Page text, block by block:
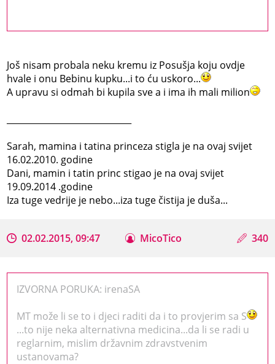
Još nisam probala neku kremu iz Posušja koju ovdje
hvale i onu Bebinu kupku...i to ću uskoro...
A upravu si odmah bi kupila sve a i ima ih mali milion
Sarah, mamina i tatina princeza stigla je na ovaj svijet
16.02.2010. godine
Dani, mamin i tatin princ stigao je na ovaj svijet
19.09.2014 .godine
Iza tuge vedrije je nebo...iza tuge čistija je duša...
02.02.2015, 09:47 MicoTico 340
IZVORNA PORUKA: irenaSA
MT može li se to i djeci raditi da i to provjerim sa S
...to nije neka alternativna medicina...da li se radi u
reglarnim, mislim državnim zdravstvenim
ustanovama?